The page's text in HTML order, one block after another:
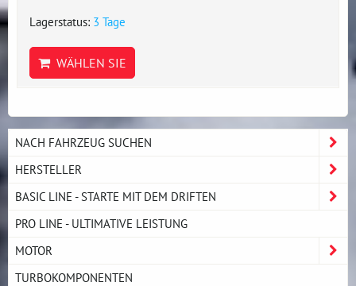
Lagerstatus: 3 Tage
WÄHLEN SIE
NACH FAHRZEUG SUCHEN
HERSTELLER
BASIC LINE - STARTE MIT DEM DRIFTEN
PRO LINE - ULTIMATIVE LEISTUNG
MOTOR
TURBOKOMPONENTEN